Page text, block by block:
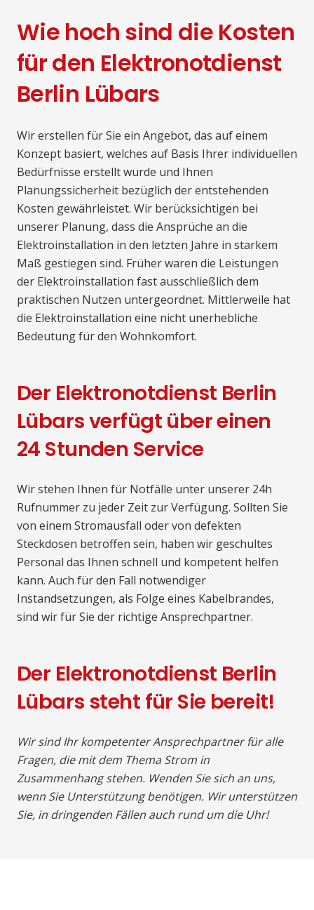
Wie hoch sind die Kosten
für den Elektronotdienst
Berlin Lübars
Wir erstellen für Sie ein Angebot, das auf einem
Konzept basiert, welches auf Basis Ihrer individuellen
Bedürfnisse erstellt wurde und Ihnen
Planungssicherheit bezüglich der entstehenden
Kosten gewährleistet. Wir berücksichtigen bei
unserer Planung, dass die Ansprüche an die
Elektroinstallation in den letzten Jahre in starkem
Maß gestiegen sind. Früher waren die Leistungen
der Elektroinstallation fast ausschließlich dem
praktischen Nutzen untergeordnet. Mittlerweile hat
die Elektroinstallation eine nicht unerhebliche
Bedeutung für den Wohnkomfort.
Der Elektronotdienst Berlin
Lübars verfügt über einen
24 Stunden Service
Wir stehen Ihnen für Notfälle unter unserer 24h
Rufnummer zu jeder Zeit zur Verfügung. Sollten Sie
von einem Stromausfall oder von defekten
Steckdosen betroffen sein, haben wir geschultes
Personal das Ihnen schnell und kompetent helfen
kann. Auch für den Fall notwendiger
Instandsetzungen, als Folge eines Kabelbrandes,
sind wir für Sie der richtige Ansprechpartner.
Der Elektronotdienst Berlin
Lübars steht für Sie bereit!
Wir sind Ihr kompetenter Ansprechpartner für alle
Fragen, die mit dem Thema Strom in
Zusammenhang stehen. Wenden Sie sich an uns,
wenn Sie Unterstützung benötigen. Wir unterstützen
Sie, in dringenden Fällen auch rund um die Uhr!